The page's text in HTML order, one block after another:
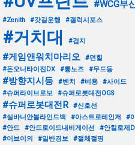
#WCG부
#Zenith #갓길운행 #갤럭시포스
#거치대 #검지
#게임앤워치마리오
#던힐
#돈오니타이진DX
#롱노즈 #무드등
#방향지시등 #벤치 #비용
#사이드
#슈퍼라이브로보
#슈퍼로봇대전OGS
#슈퍼로봇대전R
#신호선
#실바니안블라인드백
#아스트로레인저
#
#안드
#안드로이드내비게이션
#안킬로제
#이브이의
#일반경보
#절체절명